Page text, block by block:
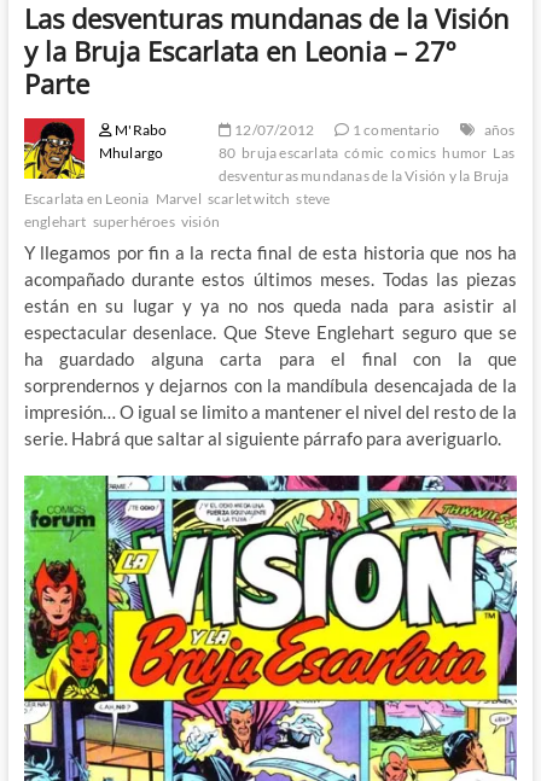
Las desventuras mundanas de la Visión
y la Bruja Escarlata en Leonia – 27º
Parte
M'Rabo
Mhulargo
12/07/2012 1 comentario
años
80 bruja escarlata cómic comics humor Las
desventuras mundanas de la Visión y la Bruja
Escarlata en Leonia Marvel scarlet witch steve
englehart superhéroes visión
Y llegamos por fin a la recta final de esta historia que nos ha
acompañado durante estos últimos meses. Todas las piezas
están en su lugar y ya no nos queda nada para asistir al
espectacular desenlace. Que Steve Englehart seguro que se
ha guardado alguna carta para el final con la que
sorprendernos y dejarnos con la mandíbula desencajada de la
impresión… O igual se limito a mantener el nivel del resto de la
serie. Habrá que saltar al siguiente párrafo para averiguarlo.